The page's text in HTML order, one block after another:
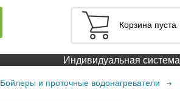
Корзина пуста
Индивидуальная система
Бойлеры и проточные водонагреватели